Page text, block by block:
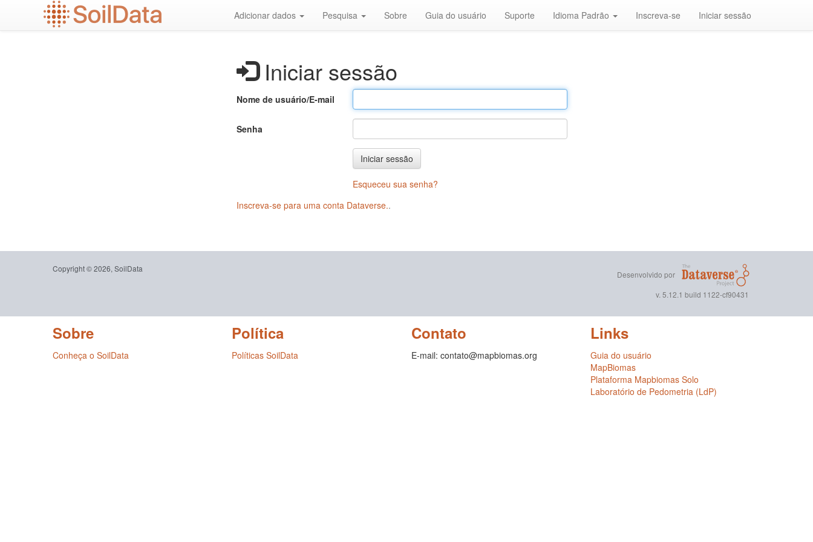
Adicionar dados Pesquisa Sobre Guia do usuário Suporte Idioma Padrão Inscreva-se Iniciar sessão
Iniciar sessão
Nome de usuário/E-mail
Senha
Iniciar sessão
Esqueceu sua senha?
Inscreva-se para uma conta Dataverse..
Copyright © 2026, SoilData
Desenvolvido por
v. 5.12.1 build 1122-cf90431
Sobre
Conheça o SoilData
Política
Políticas SoilData
Contato
E-mail: contato@mapbiomas.org
Links
Guia do usuário
MapBiomas
Plataforma Mapbiomas Solo
Laboratório de Pedometria (LdP)